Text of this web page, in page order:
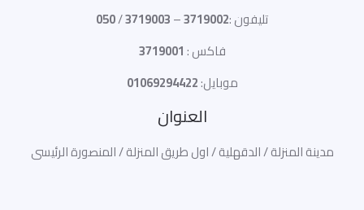
تليفون :3719002
–
3719003
/
050
فاكس :3719001
موبايل:01069294422
العنوان
مدينة المنزلة / الدقهلية / اول طريق المنزلة / المنصورة الرئيسى